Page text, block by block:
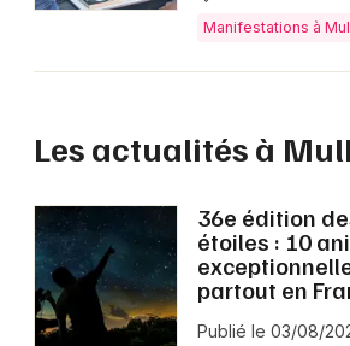
Manifestations à
Les actualités à
36e édition
étoiles : 10
partout en
Publié le 03/08/